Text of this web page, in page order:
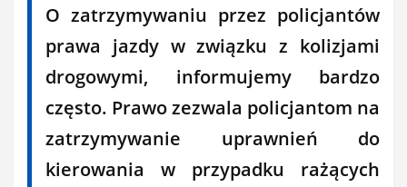
O zatrzymywaniu przez policjantów
prawa jazdy w związku z kolizjami
drogowymi, informujemy bardzo
często. Prawo zezwala policjantom na
zatrzymywanie uprawnień do
kierowania w przypadku rażących